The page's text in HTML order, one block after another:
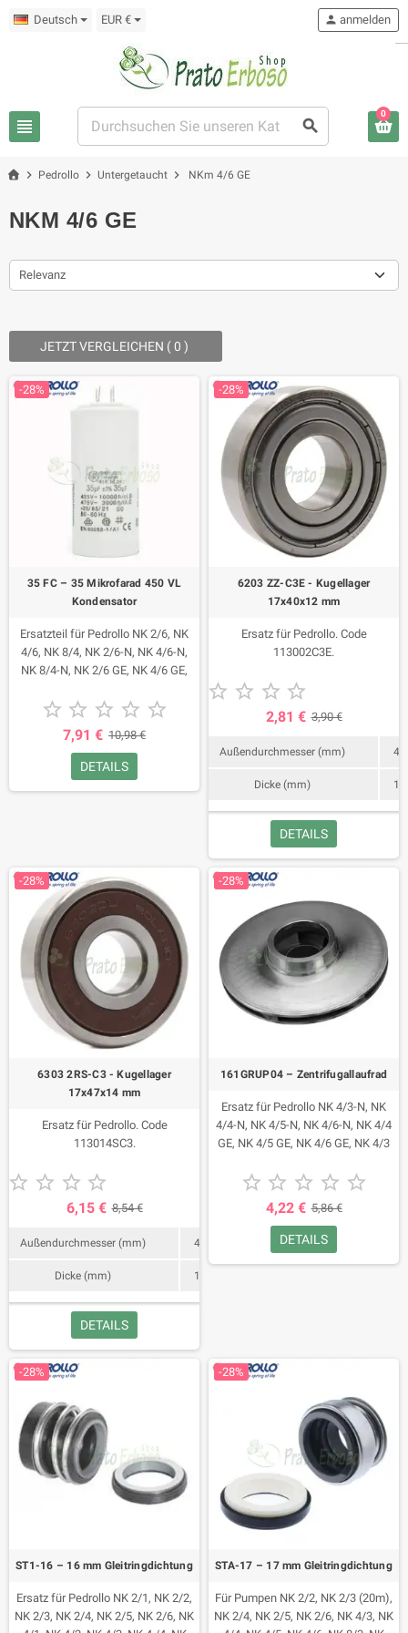
Deutsch EUR €
view_headline search
person anmelden
0
chevron_right Pedrollo chevron_right Untergetaucht chevron_right NKm 4/6 GE
NKM 4/6 GE
Relevanz
JETZT VERGLEICHEN (0) ‎
-28%
35 FC – 35 Mikrofarad 450 VL
Kondensator
Ersatzteil für Pedrollo NK 2/6, NK
4/6, NK 8/4, NK 2/6-N, NK 4/6-N,
NK 8/4-N, NK 2/6 GE, NK 4/6 GE,
GE-N, NK 8/4 GE-N, UP 2/6, UP 4/6,
8/4 GE, BC 15/50, BC 20/50, VX
15/35, VX 20/35, VX 15/50, VX
20/50, BC 15/50- MF, BC 20/50-MF,
ST. Mit Faston-Anschluss. VDE-
IMQ-zugelassen. 111035F1.
    
7,91 € 10,98 €
DETAILS
-28%
6203 ZZ-C3E - Kugellager
17x40x12 mm
Ersatz für Pedrollo. Code
113002C3E.
   
2,81 € 3,90 €
Außendurchmesser (mm) 40
Dicke (mm) 12
DETAILS
-28%
6303 2RS-C3 - Kugellager
17x47x14 mm
Ersatz für Pedrollo. Code
113014SC3.
   
6,15 € 8,54 €
Außendurchmesser (mm) 47
Dicke (mm) 14
DETAILS
-28%
161GRUP04 – Zentrifugallaufrad
Ersatz für Pedrollo NK 4/3-N, NK
4/4-N, NK 4/5-N, NK 4/6-N, NK 4/4
GE, NK 4/5 GE, NK 4/6 GE, NK 4/3
NK 4/6 GE-N, UP 4/3, UP 4/4, UP
UP 4/5 GE, UP 4/6 GE, MK 5/4-N,
MK 5/5-N, MK 5/6-N, MK 5/7 -N,
MK 5/8-N.
    
4,22 € 5,86 €
DETAILS
-28%
ST1-16 – 16 mm Gleitringdichtung
Ersatz für Pedrollo NK 2/1, NK 2/2,
NK 2/3, NK 2/4, NK 2/5, NK 2/6, NK
-28%
STA-17 – 17 mm Gleitringdichtung
Für Pumpen NK 2/2, NK 2/3 (20m),
NK 2/4, NK 2/5, NK 2/6, NK 4/3, NK